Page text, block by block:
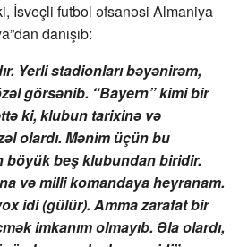
İsveçli futbol əfsanəsi Almaniya
danışıb:
Yerli stadionları bəyənirəm,
görsənib. “Bayern” kimi bir
ki, klubun tarixinə və
olardı. Mənim üçün bu
böyük beş klubundan biridir.
və milli komandaya heyranam.
idi (gülür). Amma zarafat bir
imkanım olmayıb. Əla olardı,